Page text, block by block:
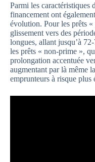
Parmi les caractéristiques
financement ont
évolution. Pour les prêts
glissement vers des
longues, allant jusqu’à
les prêts « non-prime »,
prolongation accentuée
augmentant par là même
emprunteurs à risque plus